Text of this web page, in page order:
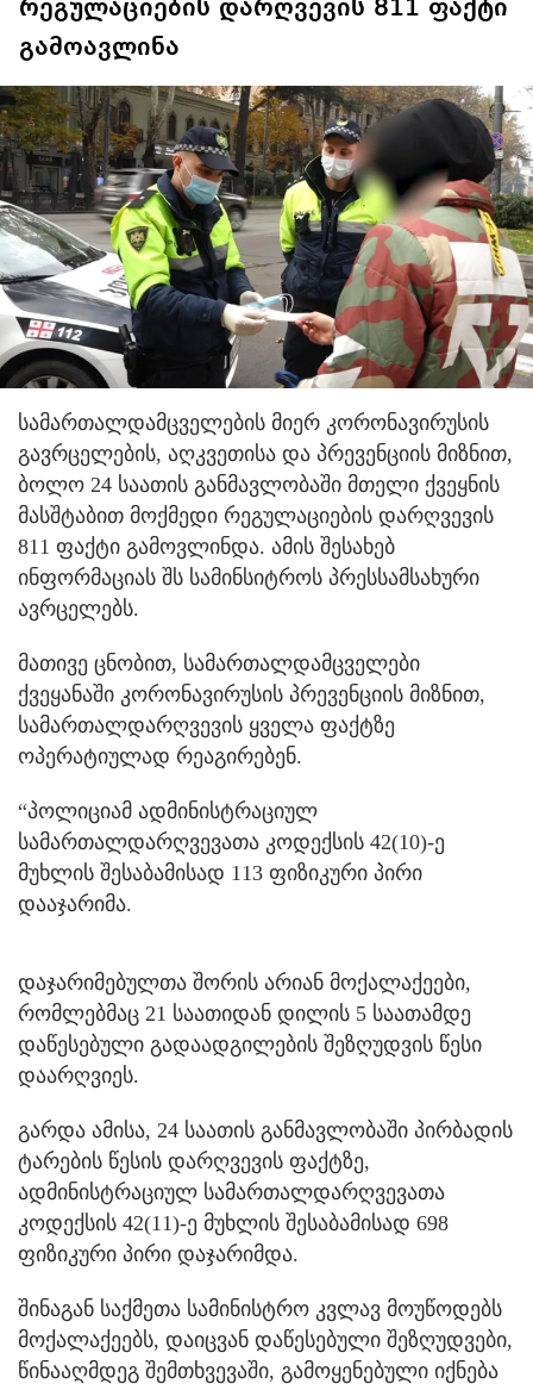
რეგულაციების დარღვევის 811 ფაქტი
გამოავლინა
სამართალდამცველების მიერ კორონავირუსის
გავრცელების, აღკვეთისა და პრევენციის მიზნით,
ბოლო 24 საათის განმავლობაში მთელი ქვეყნის
მასშტაბით მოქმედი რეგულაციების დარღვევის
811 ფაქტი გამოვლინდა. ამის შესახებ
ინფორმაციას შს სამინსიტროს პრესსამსახური
ავრცელებს.
მათივე ცნობით, სამართალდამცველები
ქვეყანაში კორონავირუსის პრევენციის მიზნით,
სამართალდარღვევის ყველა ფაქტზე
ოპერატიულად რეაგირებენ.
“პოლიციამ ადმინისტრაციულ
სამართალდარღვევათა კოდექსის 42(10)-ე
მუხლის შესაბამისად 113 ფიზიკური პირი
დააჯარიმა.
დაჯარიმებულთა შორის არიან მოქალაქეები,
რომლებმაც 21 საათიდან დილის 5 საათამდე
დაწესებული გადაადგილების შეზღუდვის წესი
დაარღვიეს.
გარდა ამისა, 24 საათის განმავლობაში პირბადის
ტარების წესის დარღვევის ფაქტზე,
ადმინისტრაციულ სამართალდარღვევათა
კოდექსის 42(11)-ე მუხლის შესაბამისად 698
ფიზიკური პირი დაჯარიმდა.
შინაგან საქმეთა სამინისტრო კვლავ მოუწოდებს
მოქალაქეებს, დაიცვან დაწესებული შეზღუდვები,
წინააღმდეგ შემთხვევაში, გამოყენებული იქნება